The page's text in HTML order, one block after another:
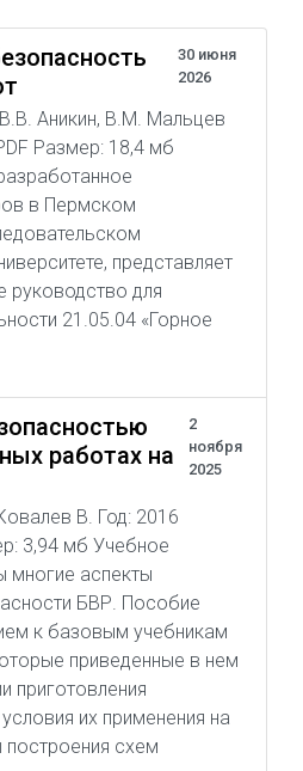
30 июня
2026
Аникин, В.М. Мальцев
Размер: 18,4 мб
в Пермском
представляет
руководство для
21.05.04 «Горное
работах на
2
ноября
2025
В. Год: 2016
3,94 мб Учебное
многие аспекты
БВР. Пособие
к базовым учебникам
приведенные в нем
приготовления
их применения на
построения схем